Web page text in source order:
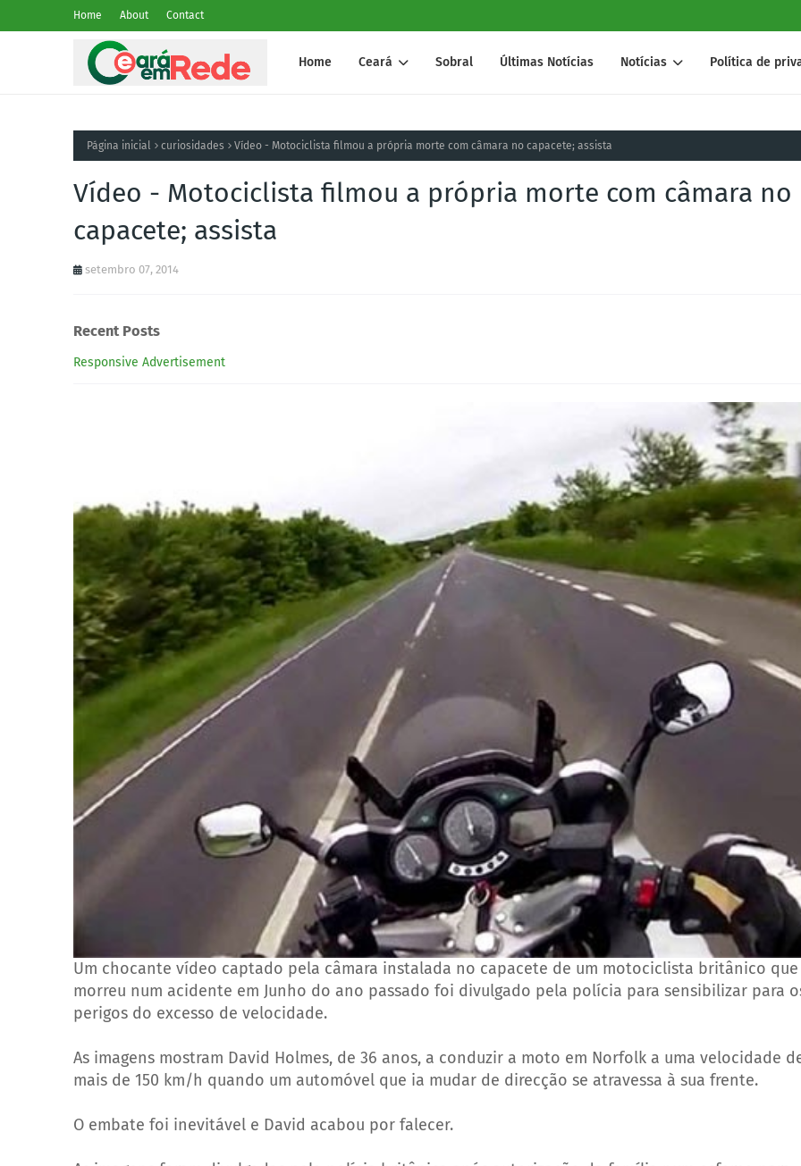
Home About Contact
Home Ceará Sobral Últimas Notícias Notícias Política de
Página inicial curiosidades Vídeo - Motociclista filmou a própria morte com câmara no capacete; assista
Vídeo - Motociclista filmou a própria morte com câmara no
capacete; assista
setembro 07, 2014
Recent Posts
Responsive Advertisement
Um chocante vídeo captado pela câmara instalada no capacete de um motociclista britânico que
morreu num acidente em Junho do ano passado foi divulgado pela polícia para sensibilizar para
perigos do excesso de velocidade.
As imagens mostram David Holmes, de 36 anos, a conduzir a moto em Norfolk a uma velocidade
mais de 150 km/h quando um automóvel que ia mudar de direcção se atravessa à sua frente.
O embate foi inevitável e David acabou por falecer.